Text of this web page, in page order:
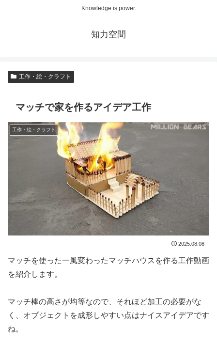
Knowledge is power.
知力空間
工作・絵・クラフト
マッチで家を作るアイデア工作
工作・絵・クラフト
2025.08.08
マッチを使った一風変わったマッチハウスを作る工作動画
を紹介します。
マッチ棒の高さが均等なので、それほど加工の必要がな
く、オブジェクトを成形しやすい点はナイスアイデアです
ね。